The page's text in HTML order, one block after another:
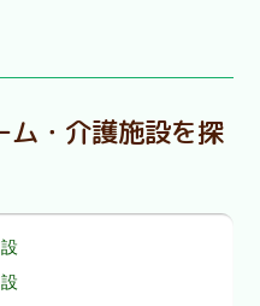
ム・介護施設を探